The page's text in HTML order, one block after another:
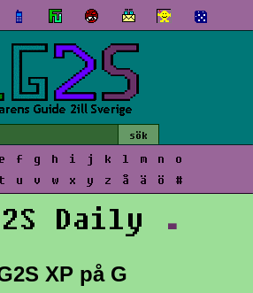
e f g h i j k l m n
o
t u v w x y z å ä ö #
Daily .
XP på G